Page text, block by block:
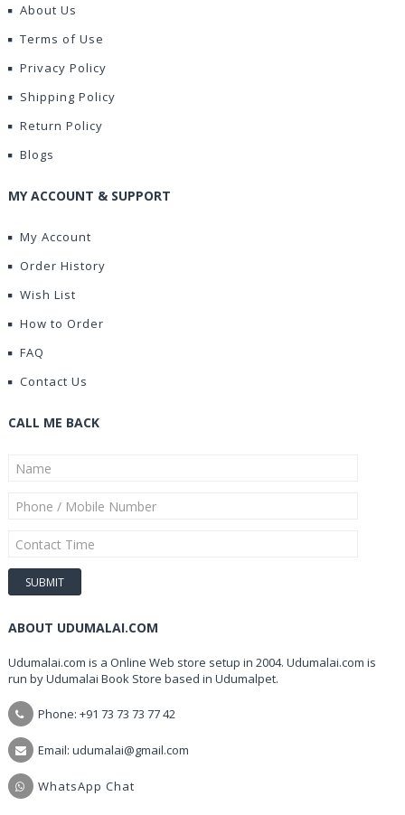
About Us
Terms of Use
Privacy Policy
Shipping Policy
Return Policy
Blogs
MY ACCOUNT & SUPPORT
My Account
Order History
Wish List
How to Order
FAQ
Contact Us
CALL ME BACK
ABOUT UDUMALAI.COM
Udumalai.com is a Online Web store setup in 2004. Udumalai.com is
run by Udumalai Book Store based in Udumalpet.
Phone: +91 73 73 73 77 42
Email: udumalai@gmail.com
WhatsApp Chat